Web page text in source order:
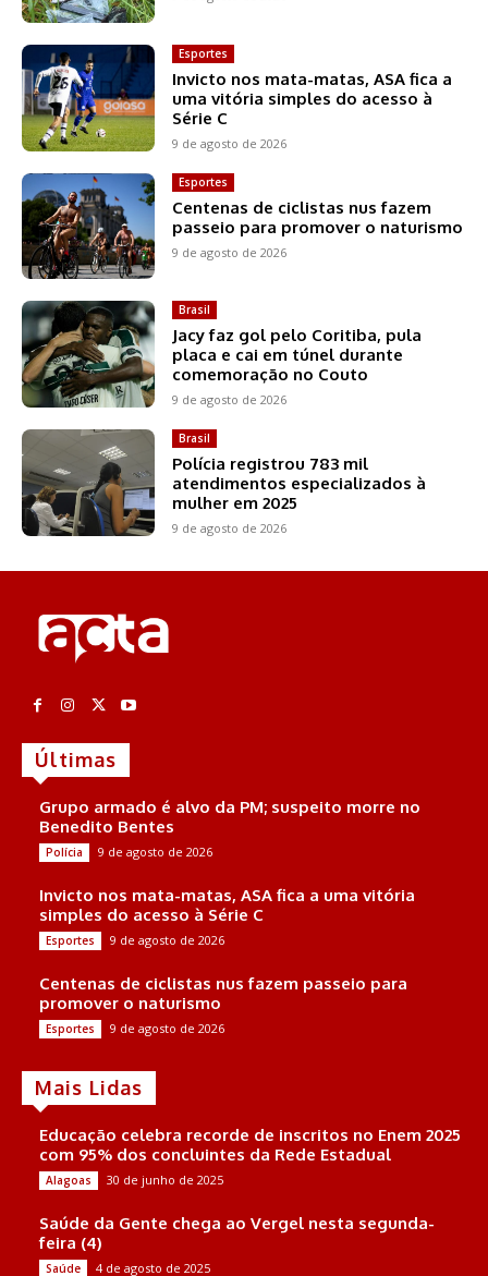
Esportes
Invicto nos mata-matas, ASA fica a
uma vitória simples do acesso à
Série C
9 de agosto de 2026
Esportes
Centenas de ciclistas nus fazem
passeio para promover o naturismo
9 de agosto de 2026
Brasil
Jacy faz gol pelo Coritiba, pula
placa e cai em túnel durante
comemoração no Couto
9 de agosto de 2026
Brasil
Polícia registrou 783 mil
atendimentos especializados à
mulher em 2025
9 de agosto de 2026
Últimas
Grupo armado é alvo da PM; suspeito morre no
Benedito Bentes
Polícia 9 de agosto de 2026
Invicto nos mata-matas, ASA fica a uma vitória
simples do acesso à Série C
Esportes 9 de agosto de 2026
Centenas de ciclistas nus fazem passeio para
promover o naturismo
Esportes 9 de agosto de 2026
Mais Lidas
Educação celebra recorde de inscritos no Enem 2025
com 95% dos concluintes da Rede Estadual
Alagoas 30 de junho de 2025
Saúde da Gente chega ao Vergel nesta segunda-
feira (4)
Saúde 4 de agosto de 2025